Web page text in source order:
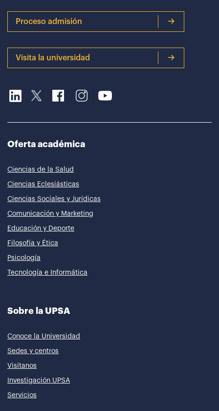
Proceso admisión
Visita la universidad
Oferta académica
Ciencias de la Salud
Ciencias Eclesiásticas
Ciencias Sociales y Jurídicas
Comunicación y Marketing
Educación y Deporte
Filosofía y Ética
Psicología
Tecnología e Informática
Sobre la UPSA
Conoce la Universidad
Sedes y centros
Visítanos
Investigación UPSA
Servicios